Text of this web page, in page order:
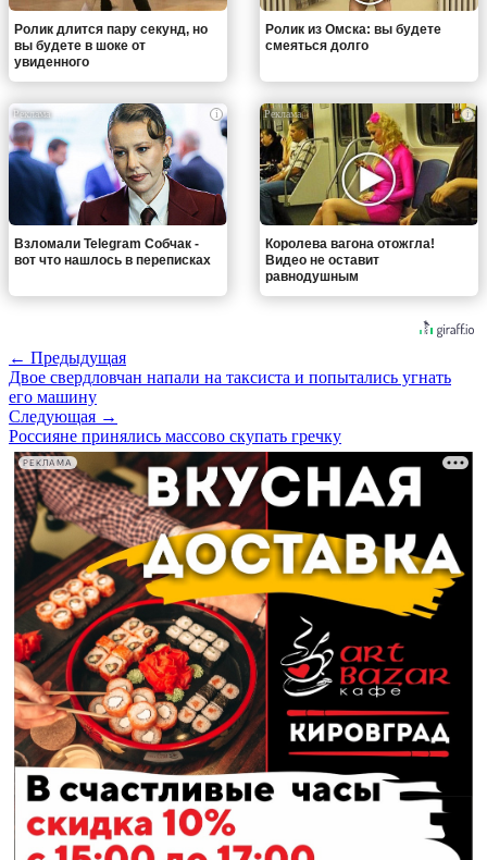
Ролик длится пару секунд, но
вы будете в шоке от
увиденного
Ролик из Омска: вы будете
смеяться долго
i
Взломали Telegram Собчак -
вот что нашлось в переписках
i
Королева вагона отожгла!
Видео не оставит
равнодушным
← Предыдущая
Двое свердловчан напали на таксиста и попытались угнать
его машину
Следующая →
Россияне принялись массово скупать гречку
РЕКЛАМА